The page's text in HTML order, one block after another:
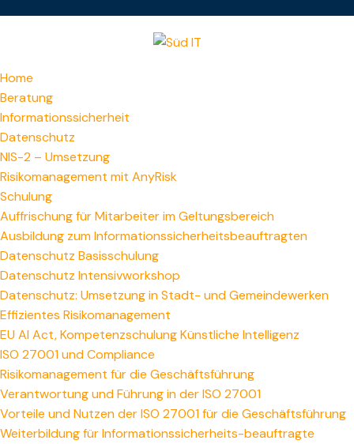
Home
Beratung
Informationssicherheit
Datenschutz
NIS-2 – Umsetzung
Risikomanagement mit AnyRisk
Schulung
Auffrischung für Mitarbeiter im Geltungsbereich
Ausbildung zum Informations­sicherheitsbeauftragten
Datenschutz Basisschulung
Datenschutz Intensivworkshop
Datenschutz: Umsetzung in Stadt- und Gemeindewerken
Effizientes Risikomanagement
EU AI Act, Kompetenzschulung Künstliche Intelligenz
ISO 27001 und Compliance
Risikomanagement für die Geschäftsführung
Verantwortung und Führung in der ISO 27001
Vorteile und Nutzen der ISO 27001 für die Geschäftsführung
Weiterbildung für Informationssicherheits-beauftragte